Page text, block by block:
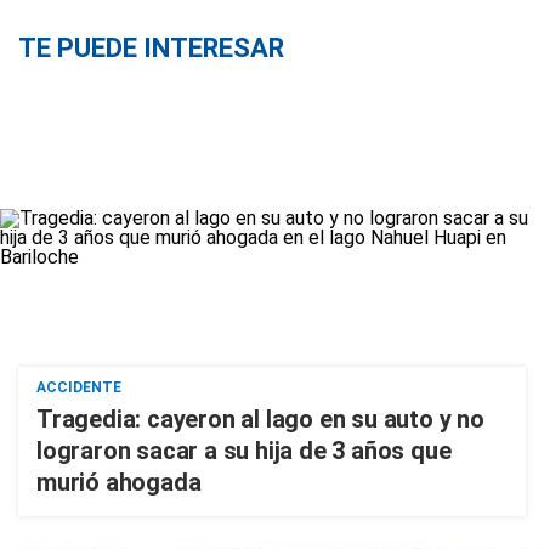
TE PUEDE INTERESAR
ACCIDENTE
Tragedia: cayeron al lago en su auto y no
lograron sacar a su hija de 3 años que
murió ahogada